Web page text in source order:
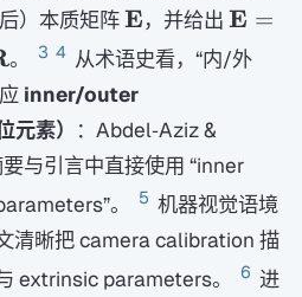
）本质矩阵\mathbf
E
E，并给出 E =
。 3 4 从术语史看，“内/外
inner/outer
素）
：Abdel‑Aziz &
与引言中直接使用 “inner
。
5 机器视觉语境
清晰把 camera calibration 描
extrinsic parameters。
6 进